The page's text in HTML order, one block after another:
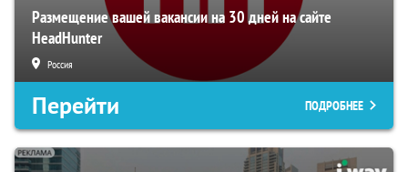
Размещение вашей вакансии на 30 дней на сайте
HeadHunter
Россия
Перейти ПОДРОБНЕЕ